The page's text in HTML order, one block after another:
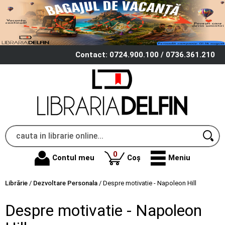
Contact: 0724.900.100 / 0736.361.210
Contul meu 0produse
Coș Meniu
Librărie / Dezvoltare Personala / Despre motivatie - Napoleon Hill
Despre motivatie - Napoleon